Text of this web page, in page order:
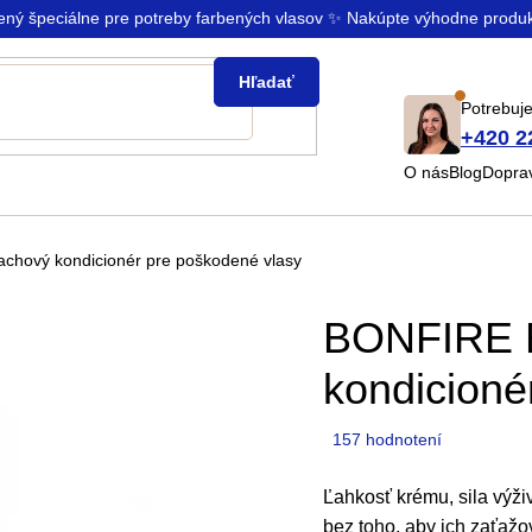
špeciálne pre potreby farbených vlasov ✨ Nakúpte výhodne
+420
O násBlog
Hľadať
kondicionér pre poškodené vlasy
BONFIRE
Priemerné
produktu
je
157 hodnotení
Ľahkosť krému, sila
bez toho, aby ich